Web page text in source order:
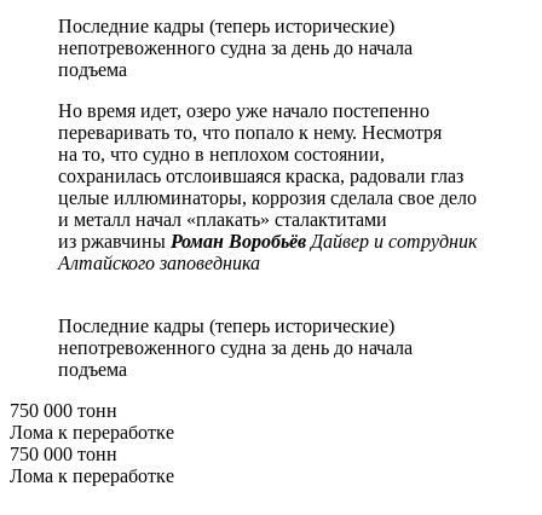
Последние кадры (теперь исторические)
непотревоженного судна за день до начала
подъема
Но время идет, озеро уже начало постепенно
переваривать то, что попало к нему. Несмотря
на то, что судно в неплохом состоянии,
сохранилась отслоившаяся краска, радовали глаз
целые иллюминаторы, коррозия сделала свое дело
и металл начал «плакать» сталактитами
из ржавчины Роман Воробьёв Дайвер и сотрудник
Алтайского заповедника
Последние кадры (теперь исторические)
непотревоженного судна за день до начала
подъема
750 000 тонн
Лома к переработке
750 000 тонн
Лома к переработке